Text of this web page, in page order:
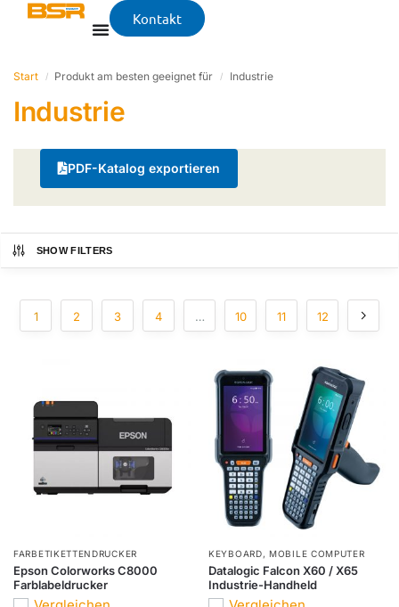
Kontakt
Start / Produkt am besten geeignet für / Industrie
Industrie
PDF-Katalog exportieren
SHOW FILTERS
1 2 3 4 … 10 11 12
FARBETIKETTENDRUCKER
Epson Colorworks C8000
Farblabeldrucker
KEYBOARD,MOBILE COMPUTER
Datalogic Falcon X60 / X65
Industrie-Handheld